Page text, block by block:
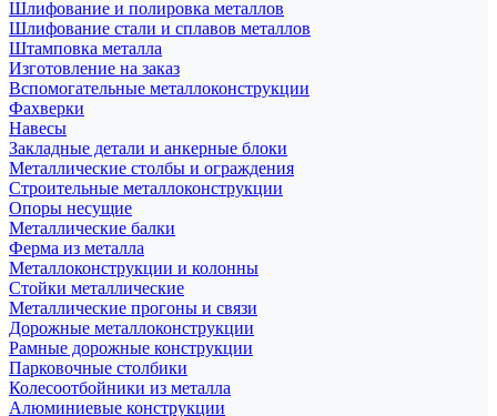
Шлифование и полировка металлов
Шлифование стали и сплавов металлов
Штамповка металла
Изготовление на заказ
Вспомогательные металлоконструкции
Фахверки
Навесы
Закладные детали и анкерные блоки
Металлические столбы и ограждения
Строительные металлоконструкции
Опоры несущие
Металлические балки
Ферма из металла
Металлоконструкции и колонны
Стойки металлические
Металлические прогоны и связи
Дорожные металлоконструкции
Рамные дорожные конструкции
Парковочные столбики
Колесоотбойники из металла
Алюминиевые конструкции